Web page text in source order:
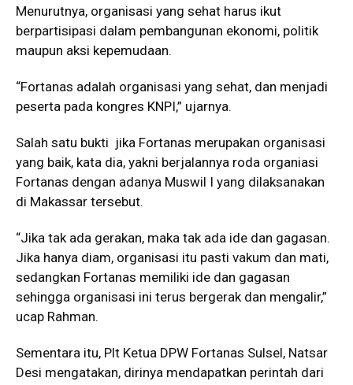
Menurutnya, organisasi yang sehat harus ikut
berpartisipasi dalam pembangunan ekonomi, politik
maupun aksi kepemudaan.
“Fortanas adalah organisasi yang sehat, dan menjadi
peserta pada kongres KNPI,” ujarnya.
Salah satu bukti jika Fortanas merupakan organisasi
yang baik, kata dia, yakni berjalannya roda organiasi
Fortanas dengan adanya Muswil I yang dilaksanakan
di Makassar tersebut.
“Jika tak ada gerakan, maka tak ada ide dan gagasan.
Jika hanya diam, organisasi itu pasti vakum dan mati,
sedangkan Fortanas memiliki ide dan gagasan
sehingga organisasi ini terus bergerak dan mengalir,”
ucap Rahman.
Sementara itu, Plt Ketua DPW Fortanas Sulsel, Natsar
Desi mengatakan, dirinya mendapatkan perintah dari